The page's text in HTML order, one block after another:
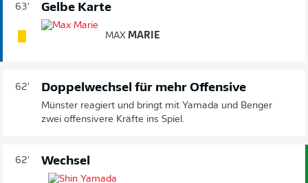
63' Gelbe Karte
MAX MARIE
62' Doppelwechsel für mehr Offensive
Münster reagiert und bringt mit Yamada und Benger
zwei offensivere Kräfte ins Spiel.
62' Wechsel